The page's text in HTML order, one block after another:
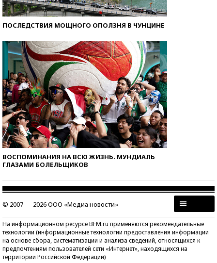
ПОСЛЕДСТВИЯ МОЩНОГО ОПОЛЗНЯ В ЧУНЦИНЕ
ВОСПОМИНАНИЯ НА ВСЮ ЖИЗНЬ. МУНДИАЛЬ
ГЛАЗАМИ БОЛЕЛЬЩИКОВ
© 2007 — 2026 ООО «Медиа новости»
На информационном ресурсе BFM.ru применяются рекомендательные
технологии (информационные технологии предоставления информации
на основе сбора, систематизации и анализа сведений, относящихся к
предпочтениям пользователей сети «Интернет», находящихся на
территории Российской Федерации)